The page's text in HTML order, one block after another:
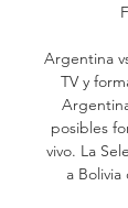
Argentina
TV y
posibles
vivo. La
a Bolivia